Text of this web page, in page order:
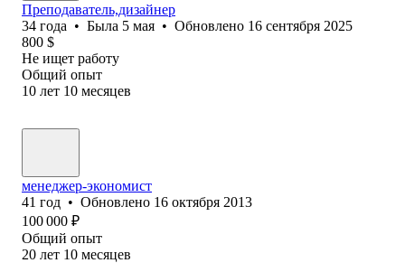
Преподаватель,дизайнер
34 года • Была 5 мая • Обновлено 16 сентября 2025
800 $
Не ищет работу
Общий опыт
10 лет 10 месяцев
менеджер-экономист
41 год • Обновлено 16 октября 2013
100 000 ₽
Общий опыт
20 лет 10 месяцев